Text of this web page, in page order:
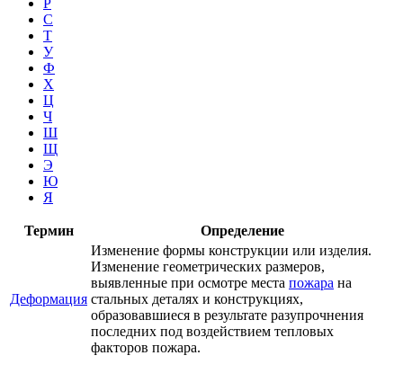
Р
С
Т
У
Ф
Х
Ц
Ч
Ш
Щ
Э
Ю
Я
Термин Определение
Деформация
Изменение формы конструкции или изделия.
Изменение геометрических размеров,
выявленные при осмотре места пожара на
стальных деталях и конструкциях,
образовавшиеся в результате разупрочнения
последних под воздействием тепловых
факторов пожара.